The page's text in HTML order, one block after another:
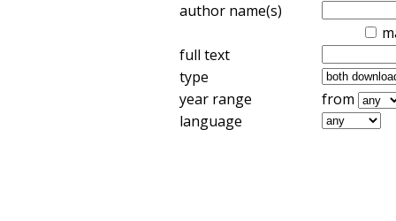
author name(s)
full text
type
year range
from
language